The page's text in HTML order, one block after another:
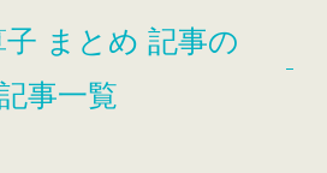
子 まとめ 記事の
事一覧